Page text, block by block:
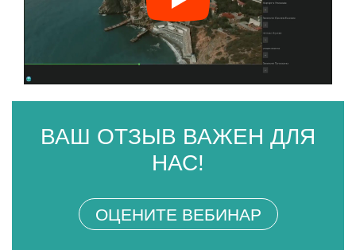
ВАШ ОТЗЫВ ВАЖЕН ДЛЯ
НАС!
ОЦЕНИТЕ ВЕБИНАР